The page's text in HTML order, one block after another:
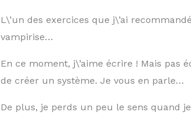
L\’un des exercices que j\’ai
vampirise…
En ce moment, j\’aime écrire ! Mais pas
de créer un système. Je vous en parle…
De plus, je perds un peu le sens quand